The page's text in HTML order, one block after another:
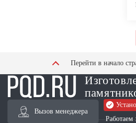
Перейти в начало
Вызов менеджера